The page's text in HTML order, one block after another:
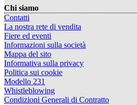
Chi siamo
Contatti
La nostra rete di vendita
Fiere ed eventi
Informazioni sulla società
Mappa del sito
Informativa sulla privacy
Politica sui cookie
Modello 231
Whistleblowing
Condizioni Generali di Contratto